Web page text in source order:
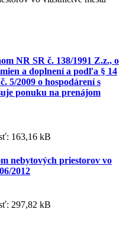
NR SR č. 138/1991 Z.z., o
a doplnení a podľa § 14
5/2009 o hospodárení s
ponuku na prenájom
163,16 kB
nebytových priestorov vo
2012
297,82 kB